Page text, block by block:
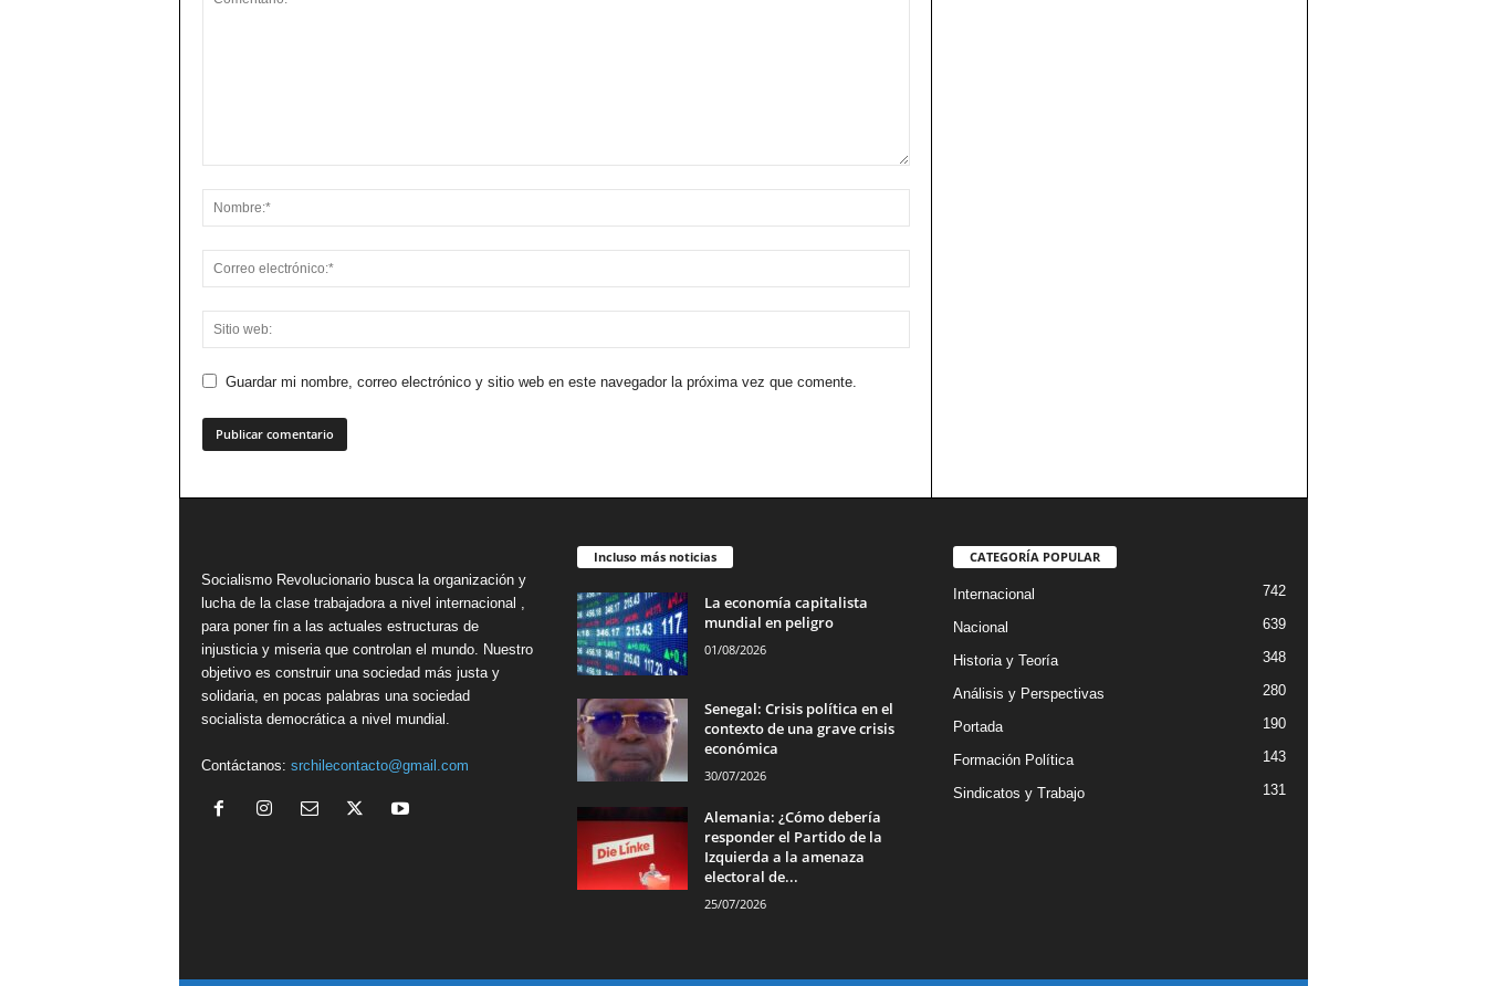
Guardar mi nombre, correo electrónico y sitio web en este navegador la próxima vez que comente.
Socialismo Revolucionario busca la organización y
lucha de la clase trabajadora a nivel internacional ,
para poner fin a las actuales estructuras de
injusticia y miseria que controlan el mundo. Nuestro
objetivo es construir una sociedad más justa y
solidaria, en pocas palabras una sociedad
socialista democrática a nivel mundial.
Contáctanos: srchilecontacto@gmail.com
Incluso más noticias
La economía capitalista
mundial en peligro
01/08/2026
Senegal: Crisis política en el
contexto de una grave crisis
económica
30/07/2026
Alemania: ¿Cómo debería
responder el Partido de la
Izquierda a la amenaza
electoral de...
25/07/2026
CATEGORÍA POPULAR
Internacional 742
Nacional 639
Historia y Teoría 348
Análisis y Perspectivas 280
Portada 190
Formación Política 143
Sindicatos y Trabajo 131